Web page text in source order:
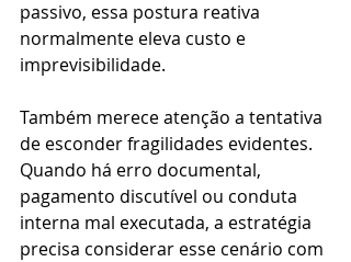
passivo, essa postura reativa
normalmente eleva custo e
imprevisibilidade.
Também merece atenção a tentativa
de esconder fragilidades evidentes.
Quando há erro documental,
pagamento discutível ou conduta
interna mal executada, a estratégia
precisa considerar esse cenário com